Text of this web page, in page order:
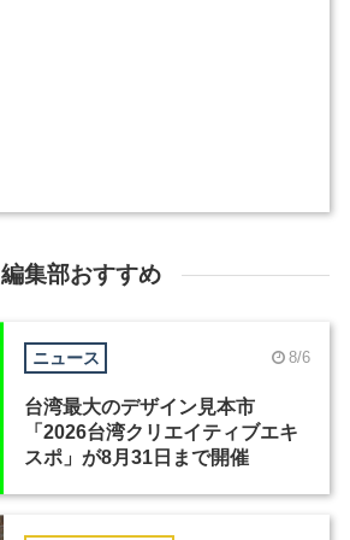
編集部おすすめ
ニュース 8/6
台湾最大のデザイン見本市
「2026台湾クリエイティブエキ
スポ」が8月31日まで開催